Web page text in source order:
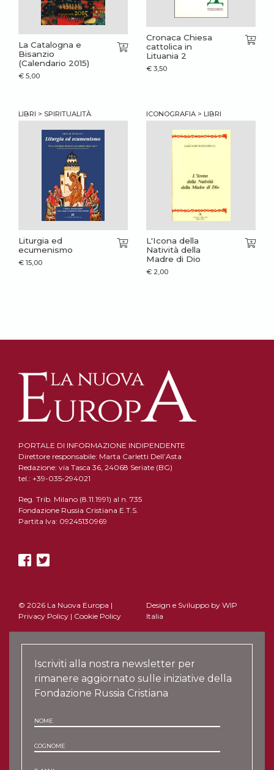
La Catalogna e
Bisanzio
(Calendario 2015)
€ 5,00
Cronaca Chiesa
cattolica in
Lituania 2
€ 3,50
LIBRI > SPIRITUALITÀ
Liturgia ed
ecumenismo
€ 15,00
ICONOGRAFIA > LIBRI
L'Icona della
Natività della
Madre di Dio
€ 2,00
PORTALE DI INFORMAZIONE INDIPENDENTE
Direttore responsabile: Marta Carletti Dell’Asta
Redazione: via Tasca 36, 24068 Seriate (BG)
tel.: +39-035-294021
Reg. Trib. Milano (8.11.1991) al n. 735
Fondazione Russia Cristiana E.T.S.
Partita Iva: 09245130969
© 2026 La Nuova Europa |
Privacy Policy | Cookie Policy
Design e Sviluppo by WIP
Italia
Iscriviti alla nostra newsletter per
rimanere aggiornato sulle iniziative della
Fondazione Russia Cristiana
NOME
COGNOME